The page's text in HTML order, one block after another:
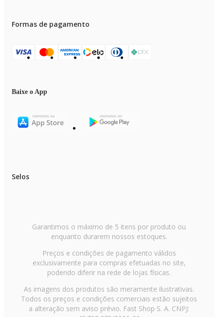
Formas de pagamento
Baixe o App
Selos
Garantimos o máximo de 5 itens por produto ou
enquanto durarem nossos estoques.
Preços e condições de pagamento válidos
exclusivamente para compras efetuadas no site,
podendo diferir na rede de lojas físicas.
As imagens dos produtos são meramente ilustrativas.
Todos os preços e condições comerciais estão sujeitos
a alteração sem aviso prévio. Fast Shop S. A. CNPJ: